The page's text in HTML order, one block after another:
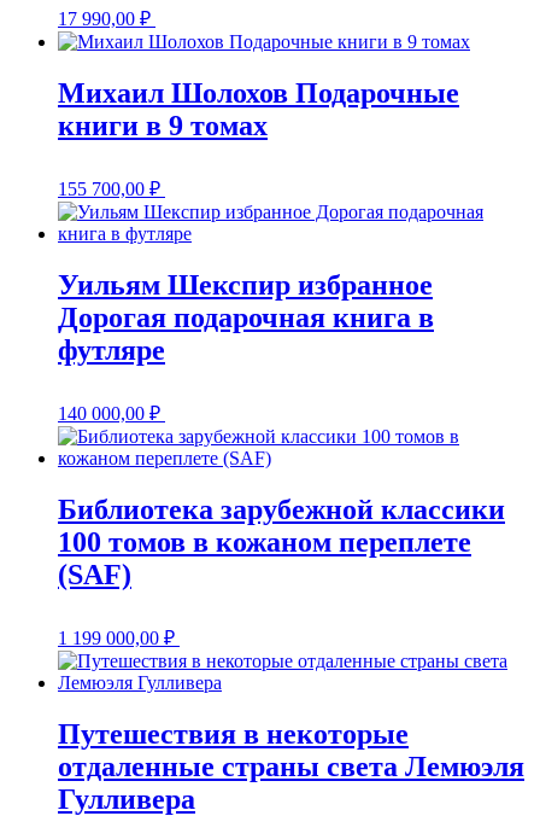
17 990,00 ₽
Михаил Шолохов Подарочные
книги в 9 томах
155 700,00 ₽
Уильям Шекспир избранное
Дорогая подарочная книга в
футляре
140 000,00 ₽
Библиотека зарубежной классики
100 томов в кожаном переплете
(SAF)
1 199 000,00 ₽
Путешествия в некоторые
отдаленные страны света Лемюэля
Гулливера